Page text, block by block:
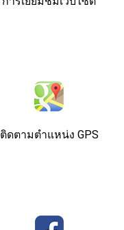
ติดตามตําแหน่ง GPS